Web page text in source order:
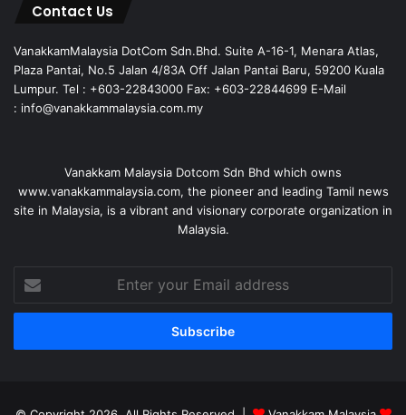
Contact Us
VanakkamMalaysia DotCom Sdn.Bhd. Suite A-16-1, Menara Atlas,
Plaza Pantai, No.5 Jalan 4/83A Off Jalan Pantai Baru, 59200 Kuala
Lumpur. Tel : +603-22843000 Fax: +603-22844699 E-Mail
: info@vanakkammalaysia.com.my
Vanakkam Malaysia Dotcom Sdn Bhd which owns
www.vanakkammalaysia.com, the pioneer and leading Tamil news
site in Malaysia, is a vibrant and visionary corporate organization in
Malaysia.
your
Email